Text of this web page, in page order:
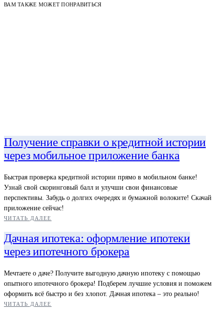
ВАМ ТАКЖЕ МОЖЕТ ПОНРАВИТЬСЯ
Получение справки о кредитной истории
через мобильное приложение банка
Быстрая проверка кредитной истории прямо в мобильном банке!
Узнай свой скоринговый балл и улучши свои финансовые
перспективы. Забудь о долгих очередях и бумажной волоките! Скачай
приложение сейчас!
ЧИТАТЬ ДАЛЕЕ
Дачная ипотека: оформление ипотеки
через ипотечного брокера
Мечтаете о даче? Получите выгодную дачную ипотеку с помощью
опытного ипотечного брокера! Подберем лучшие условия и поможем
оформить всё быстро и без хлопот. Дачная ипотека – это реально!
ЧИТАТЬ ДАЛЕЕ